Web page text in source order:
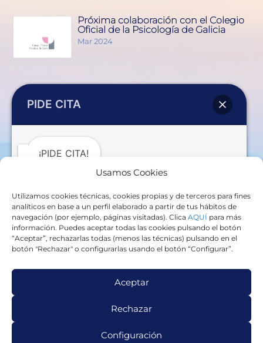
Usamos Cookies
Utilizamos cookies técnicas, cookies propias y de terceros para fines
analíticos en base a un perfil elaborado a partir de tus hábitos de
navegación (por ejemplo, páginas visitadas). Clica AQUÍ para más
información. Puedes aceptar todas las cookies pulsando el botón
“Aceptar”, rechazarlas todas (menos las técnicas) pulsando en el
botón "Rechazar" o configurarlas usando el botón “Configurar”.
Aceptar
Rechazar
Configuración
Próxima colaboración con el Colegio
Oficial de la Psicología de Galicia
Mar 2024
Servicios
Ansiedad
Tristeza profunda y reactiva
Somatizaciones
Problemas con la alimentación
Información
Aviso Legal – Política de Privacidad
PIDE CITA
¡PIDE CITA!
Al iniciar esta conversación, aceptas el tratamiento de
tus datos personales por parte de CARMEN
BALLESTEROS CHAVARRÍAcon la finalidad de
responder a tu solicitud. La base legal para dicho
tratamiento es tu consentimiento. Tus datos podrán
ser transferidos a Estados Unidos a través de
protección adecuadas. No se comunicarán a terceros,
salvo obligación legal. Puedes ejercer tus derechos de
acceso, rectificación, supresión y demás derechos
Más información ennuestra política de privacidad